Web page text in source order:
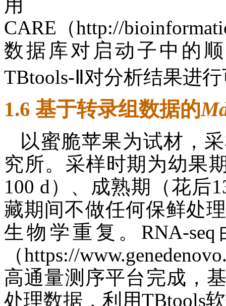
用
CARE（http://
数据库对启动子中的
TBtools-Ⅱ对分析结果进
1.6 基于转录组数据的
以蜜脆苹果为试材，
究所。采样时期为幼果
100 d）、成熟期（花后
藏期间不做任何保鲜处
生物学重复。RNA-
（https://
高通量测序平台完成，
处理数据，利用TBtools